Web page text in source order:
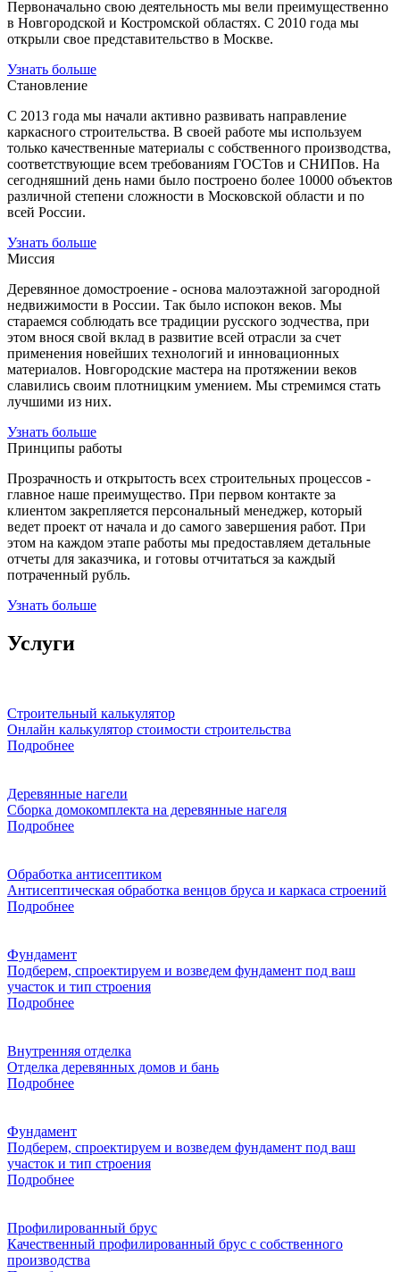
Первоначально свою деятельность мы вели преимущественно
в Новгородской и Костромской областях. С 2010 года мы
открыли свое представительство в Москве.
Узнать больше
Становление
С 2013 года мы начали активно развивать направление
каркасного строительства. В своей работе мы используем
только качественные материалы с собственного производства,
соответствующие всем требованиям ГОСТов и СНИПов. На
сегодняшний день нами было построено более 10000 объектов
различной степени сложности в Московской области и по
всей России.
Узнать больше
Миссия
Деревянное домостроение - основа малоэтажной загородной
недвижимости в России. Так было испокон веков. Мы
стараемся соблюдать все традиции русского зодчества, при
этом внося свой вклад в развитие всей отрасли за счет
применения новейших технологий и инновационных
материалов. Новгородские мастера на протяжении веков
славились своим плотницким умением. Мы стремимся стать
лучшими из них.
Узнать больше
Принципы работы
Прозрачность и открытость всех строительных процессов -
главное наше преимущество. При первом контакте за
клиентом закрепляется персональный менеджер, который
ведет проект от начала и до самого завершения работ. При
этом на каждом этапе работы мы предоставляем детальные
отчеты для заказчика, и готовы отчитаться за каждый
потраченный рубль.
Узнать больше
Услуги
Строительный калькулятор
Онлайн калькулятор стоимости строительства
Подробнее
Деревянные нагели
Сборка домокомплекта на деревянные нагеля
Подробнее
Обработка антисептиком
Антисептическая обработка венцов бруса и каркаса строений
Подробнее
Фундамент
Подберем, спроектируем и возведем фундамент под ваш
участок и тип строения
Подробнее
Внутренняя отделка
Отделка деревянных домов и бань
Подробнее
Фундамент
Подберем, спроектируем и возведем фундамент под ваш
участок и тип строения
Подробнее
Профилированный брус
Качественный профилированный брус с собственного
производства